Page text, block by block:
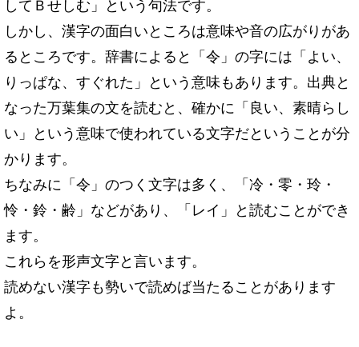
してＢせしむ」という句法です。
しかし、漢字の面白いところは意味や音の広がりがあ
るところです。辞書によると「令」の字には「よい、
りっぱな、すぐれた」という意味もあります。出典と
なった万葉集の文を読むと、確かに「良い、素晴らし
い」という意味で使われている文字だということが分
かります。
ちなみに「令」のつく文字は多く、「冷・零・玲・
怜・鈴・齢」などがあり、「レイ」と読むことができ
ます。
これらを形声文字と言います。
読めない漢字も勢いで読めば当たることがあります
よ。